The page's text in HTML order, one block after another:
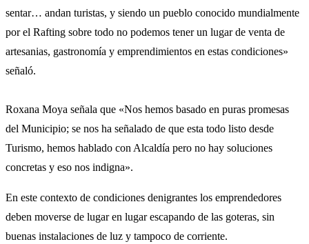
sentar… andan turistas, y siendo un pueblo conocido mundialmente
por el Rafting sobre todo no podemos tener un lugar de venta de
artesanias, gastronomía y emprendimientos en estas condiciones»
señaló.
Roxana Moya señala que «Nos hemos basado en puras promesas
del Municipio; se nos ha señalado de que esta todo listo desde
Turismo, hemos hablado con Alcaldía pero no hay soluciones
concretas y eso nos indigna».
En este contexto de condiciones denigrantes los emprendedores
deben moverse de lugar en lugar escapando de las goteras, sin
buenas instalaciones de luz y tampoco de corriente.